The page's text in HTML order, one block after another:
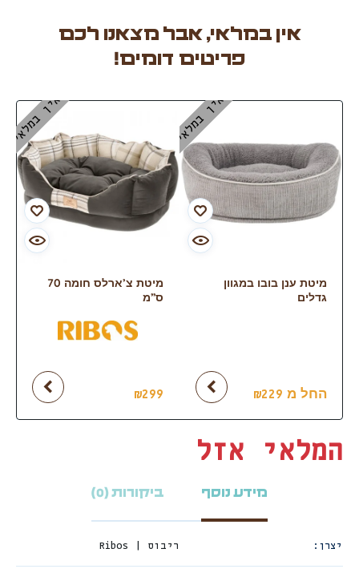
אין במלאי, אבל מצאנו לכם
פריטים דומים!
מיטת ענן בובו במגוון
גדלים
החל מ ₪229
אין במלאי
מיטת צ’ארלס חומה 70
ס”מ
₪299
אין במלאי
המלאי אזל
מידע נוסף ביקורות (0)
יצרן ריבוס | Ribos